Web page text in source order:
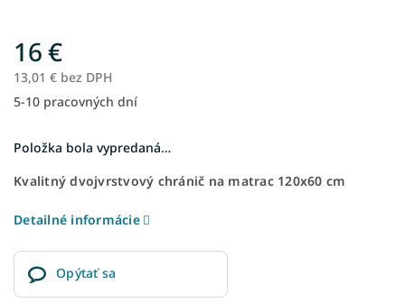
16 €
13,01 € bez DPH
Jednotková
5-10 pracovných dní
Položka bola vypredaná…
Kvalitný dvojvrstvový chránič na matrac 120x60 cm
Detailné informácie
Opýtať sa